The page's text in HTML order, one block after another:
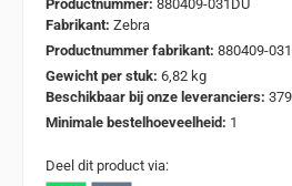
Productnummer: 880409-031DU
Fabrikant: Zebra
Productnummer fabrikant: 880409-
Gewicht per stuk: 6,82 kg
Beschikbaar bij onze leveranciers: 379
Minimale bestelhoeveelheid: 1
Deel dit product via: